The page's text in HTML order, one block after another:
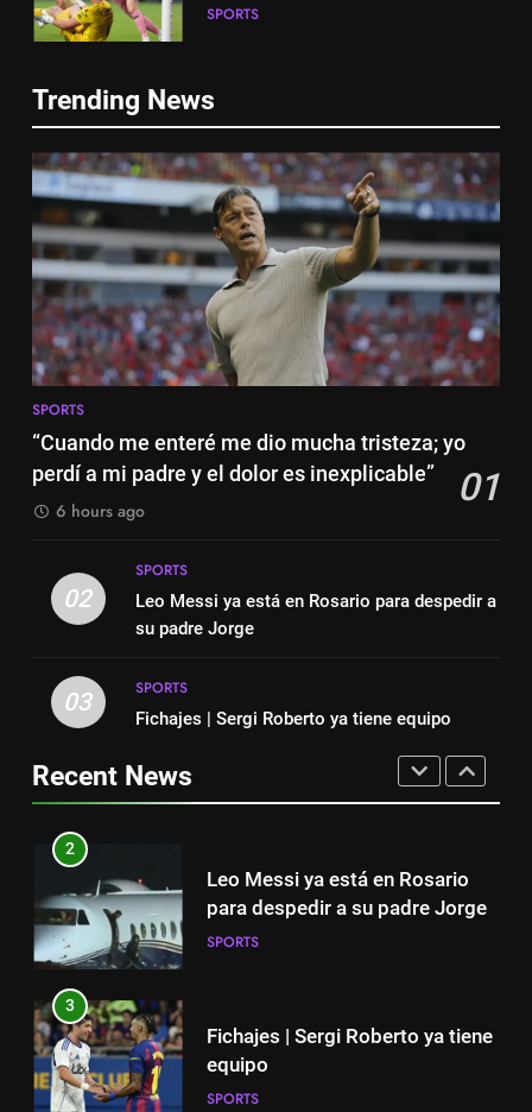
SPORTS
Cambios en la MLS
SPORTS
7
Lewandowski, elegido MVP de
la jornada
SPORTS
8
cortinas para a Copa do Mundo
SPORTS
mucha tristeza; yo perdí a mi
padre y el dolor es inexplicable”
SPORTS
2
Leo Messi ya está en Rosario
para despedir a su padre Jorge
SPORTS
3
Fichajes | Sergi Roberto ya tiene
equipo
SPORTS
4
Victoria de Chicago Fire: así fue
el partido de Lewandowski
Trending News
SPORTS
“Cuando me enteré me dio mucha tristeza; yo
perdí a mi padre y el dolor es inexplicable”
01
6 hours ago
02
SPORTS
Leo Messi ya está en Rosario para despedir a
su padre Jorge
03
SPORTS
Fichajes | Sergi Roberto ya tiene equipo
Recent News
Nueva exhibición de un Leo
Messi imparable
SPORTS
6
Cambios en la MLS
SPORTS
7
la jornada
SPORTS
cortinas para a Copa do Mundo
SPORTS
1
“Cuando me enteré me dio
mucha tristeza; yo perdí a mi
padre y el dolor es inexplicable”
2
Leo Messi ya está en Rosario
para despedir a su padre Jorge
SPORTS
3
Fichajes | Sergi Roberto ya tiene
equipo
SPORTS